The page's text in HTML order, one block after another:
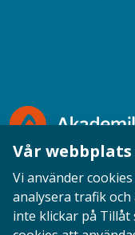
Opinion English
Vår
Vi använder
analysera trafik
inte klickar på